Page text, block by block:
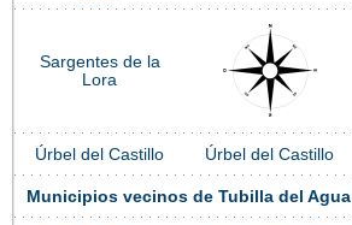
Sargentes de la
Lora
Úrbel del Castillo Úrbel del Castillo
Municipios vecinos de Tubilla del Agua